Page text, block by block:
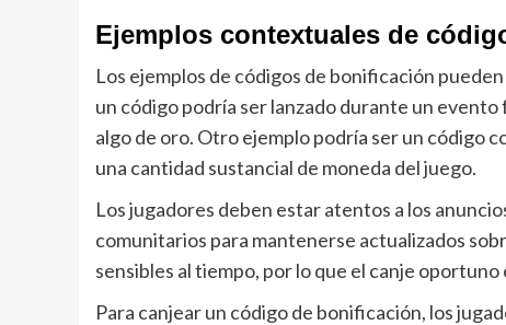
Ejemplos contextuales de
Los ejemplos de códigos de bonificación
un código podría ser lanzado durante un
algo de oro. Otro ejemplo podría ser un código
una cantidad sustancial de moneda del juego.
Los jugadores deben estar atentos a los
comunitarios para mantenerse actualizados
sensibles al tiempo, por lo que el canje
Para canjear un código de bonificación, los